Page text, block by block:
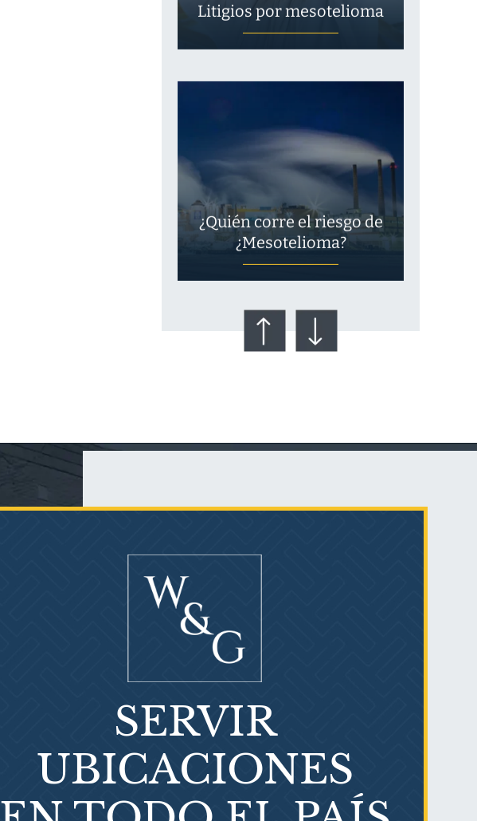
Litigios por mesotelioma
¿Quién corre el riesgo de
¿Mesotelioma?
Talco en polvo
¿Qué es el mesotelioma?
SERVIR
UBICACIONES